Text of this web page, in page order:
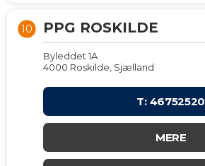
10 PPG ROSKILDE
Byleddet 1A
4000 Roskilde, Sjælland
T: 46752520
MERE